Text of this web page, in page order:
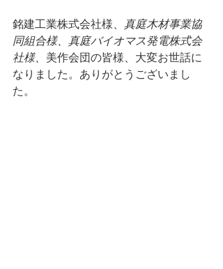
銘建工業株式会社様、 真庭木材事業協
同組合様、真庭バイオマス発電株式会
社様、 美作会団の皆様、大変お世話に
なりました。ありがとうございまし
た。